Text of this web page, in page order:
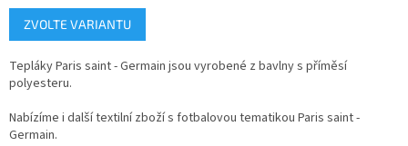
Měrná
cena:
ZVOLTE VARIANTU
Tepláky Paris saint - Germain jsou vyrobené z bavlny s příměsí
polyesteru.
Nabízíme i další textilní zboží s fotbalovou tematikou Paris saint -
Germain.